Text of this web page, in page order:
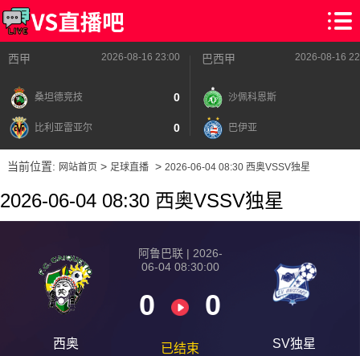
西甲 2026-08-16 23:00
桑坦德竞技 0
比利亚雷亚尔 0
巴西甲 2026-08-16
沙佩科恩斯
巴伊亚
当前位置: 网站首页> 足球直播> 2026-06-04 08:30 西奥VSSV独星
2026-06-04 08:30 西奥VSSV独星
西奥
阿鲁巴联 | 2026-
06-04 08:30:00
0 0
已结束 SV独星